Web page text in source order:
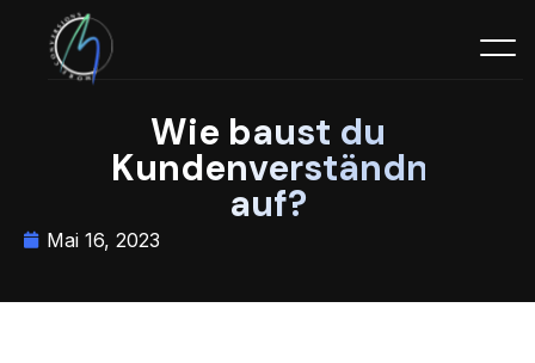
Wie baust du
Kundenverständnis
auf?
Mai 16, 2023